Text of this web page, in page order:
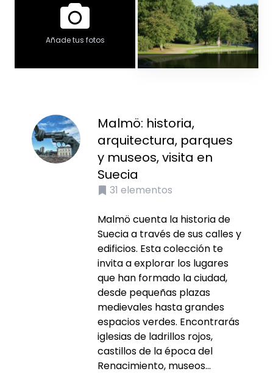
Añade tus fotos
Malmö: historia,
arquitectura, parques
y museos, visita en
Suecia
31 elementos
Malmö cuenta la historia de
Suecia a través de sus calles y
edificios. Esta colección te
invita a explorar los lugares
que han formado la ciudad,
desde pequeñas plazas
medievales hasta grandes
espacios verdes. Encontrarás
iglesias de ladrillos rojos,
castillos de la época del
Renacimiento, museos...